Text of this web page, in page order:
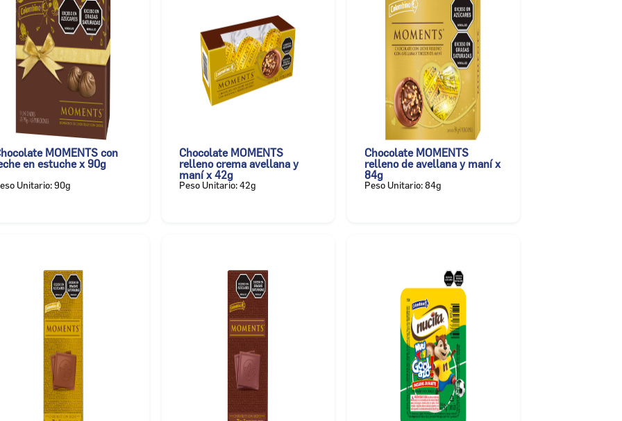
MOMENTS con
en estuche x 90g
Unitario: 90g
Chocolate MOMENTS
relleno crema avellana y
maní x 42g
Peso Unitario: 42g
Chocolate MOMENTS
relleno de avellana y maní x
84g
Peso Unitario: 84g